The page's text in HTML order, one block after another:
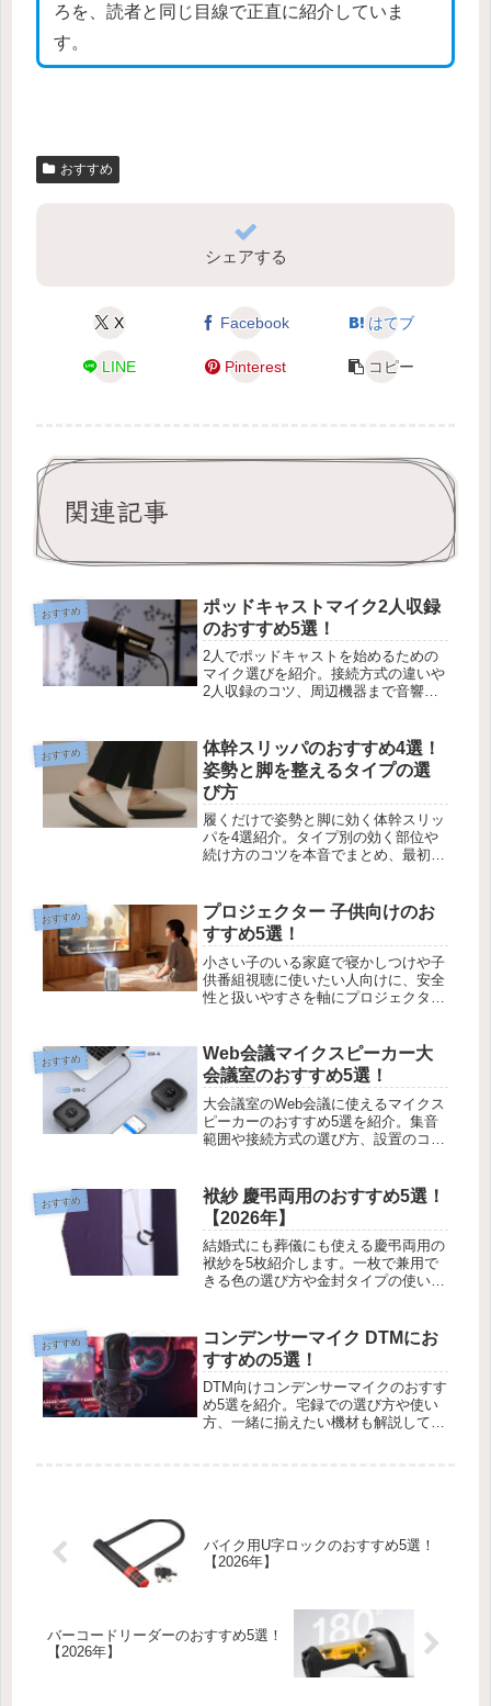
ろを、読者と同じ目線で正直に紹介していま
す。
おすすめ
シェアする
X Facebook はてブ
LINE Pinterest コピー
関連記事
おすすめ
ポッドキャストマイク2人収録
のおすすめ5選！
2人でポッドキャストを始めるための
マイク選びを紹介。接続方式の違いや
2人収録のコツ、周辺機器まで音響機
おすすめ
体幹スリッパのおすすめ4選！
姿勢と脚を整えるタイプの選
び方
履くだけで姿勢と脚に効く体幹スリッ
パを4選紹介。タイプ別の効く部位や
続け方のコツを本音でまとめ、最初の
おすすめ
プロジェクター 子供向けのお
すすめ5選！
小さい子のいる家庭で寝かしつけや子
供番組視聴に使いたい人向けに、安全
性と扱いやすさを軸にプロジェクター
おすすめ
Web会議マイクスピーカー大
会議室のおすすめ5選！
大会議室のWeb会議に使えるマイクス
ピーカーのおすすめ5選を紹介。集音
範囲や接続方式の選び方、設置のコツ
おすすめ
袱紗 慶弔両用のおすすめ5選！
【2026年】
結婚式にも葬儀にも使える慶弔両用の
袱紗を5枚紹介します。一枚で兼用で
きる色の選び方や金封タイプの使い
おすすめ
コンデンサーマイク DTMにお
すすめの5選！
DTM向けコンデンサーマイクのおすす
め5選を紹介。宅録での選び方や使い
方、一緒に揃えたい機材も解説してい
バイク用U字ロックのおすすめ5選！
【2026年】
バーコードリーダーのおすすめ5選！
【2026年】